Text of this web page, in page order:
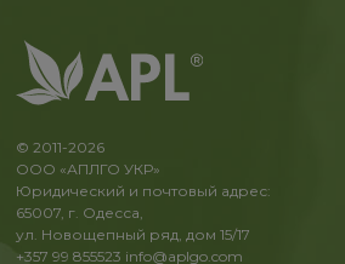
© 2011-2026
ООО «АПЛГО УКР»
Юридический и почтовый адрес:
65007, г. Одесса,
ул. Новощепный ряд, дом 15/17
+357 99 855523 info@aplgo.com